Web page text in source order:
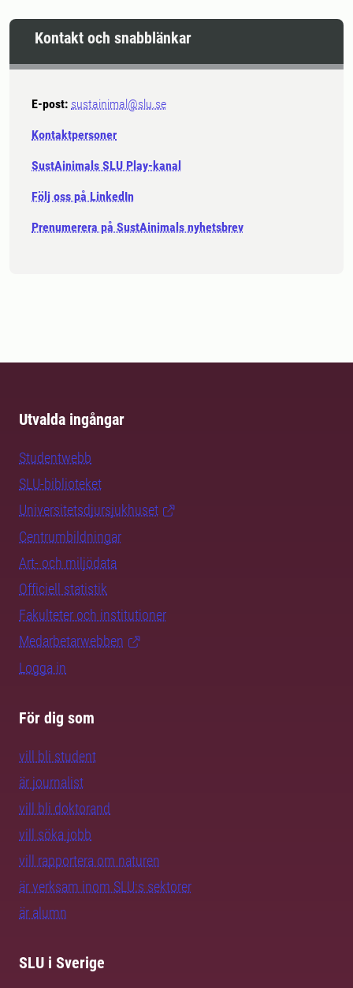
Kontakt och snabblänkar
E-post: sustainimal@slu.se
Kontaktpersoner
SustAinimals SLU Play-kanal
Följ oss på LinkedIn
Prenumerera på SustAinimals nyhetsbrev
Utvalda ingångar
Studentwebb
SLU-biblioteket
Universitetsdjursjukhuset
Centrumbildningar
Art- och miljödata
Officiell statistik
Fakulteter och institutioner
Medarbetarwebben
Logga in
För dig som
vill bli student
är journalist
vill bli doktorand
vill söka jobb
vill rapportera om naturen
är verksam inom SLU:s sektorer
är alumn
SLU i Sverige